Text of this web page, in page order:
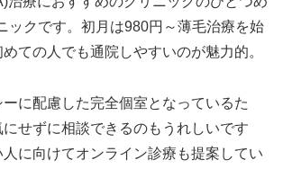
ックです。初月は980円～薄毛治療を始
ての人でも通院しやすいのが魅力的。
に配慮した完全個室となっているた
せずに相談できるのもうれしいです
に向けてオンライン診療も提案してい